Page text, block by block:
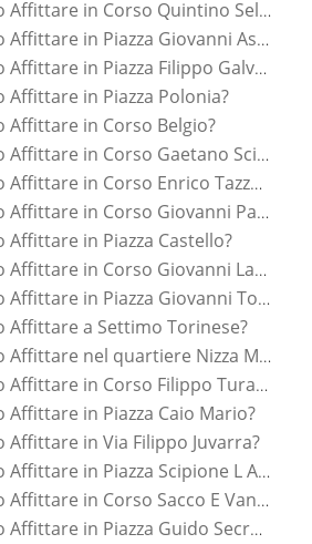
Vendere o Affittare in Corso Quintino Sella?
Vendere o Affittare in Piazza Giovanni Astengo?
Vendere o Affittare in Piazza Filippo Galvagno?
Affittare in Piazza Polonia?
Affittare in Corso Belgio?
Vendere o Affittare in Corso Gaetano Scirea?
Vendere o Affittare in Corso Enrico Tazzoli?
Vendere o Affittare in Corso Giovanni Pascoli?
Affittare in Piazza Castello?
Vendere o Affittare in Corso Giovanni Lanza?
Vendere o Affittare in Piazza Giovanni Toselli?
Affittare a Settimo Torinese?
Vendere o Affittare nel quartiere Nizza Millefonti?
Vendere o Affittare in Corso Filippo Turati?
Affittare in Piazza Caio Mario?
Affittare in Via Filippo Juvarra?
Vendere o Affittare in Piazza Scipione L Africano?
Vendere o Affittare in Corso Sacco E Vanzetti?
Vendere o Affittare in Piazza Guido Secreto?